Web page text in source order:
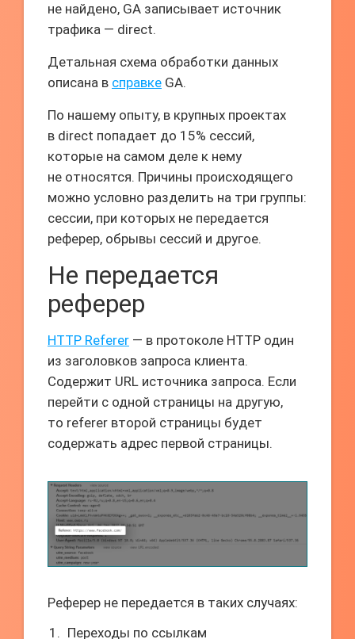
не найдено, GA записывает источник
трафика — direct.
Детальная схема обработки данных
описана в справке GA.
По нашему опыту, в крупных проектах
в direct попадает до 15% сессий,
которые на самом деле к нему
не относятся. Причины происходящего
можно условно разделить на три группы:
сессии, при которых не передается
реферер, обрывы сессий и другое.
Не передается
реферер
HTTP Referer — в протоколе HTTP один
из заголовков запроса клиента.
Содержит URL источника запроса. Если
перейти с одной страницы на другую,
то referer второй страницы будет
содержать адрес первой страницы.
Реферер не передается в таких случаях:
Переходы по ссылкам